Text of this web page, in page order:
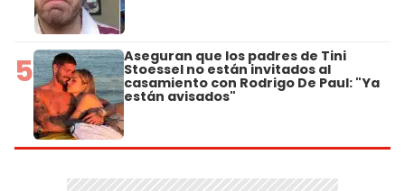
5 Aseguran que los padres de Tini
Stoessel no están invitados al
casamiento con Rodrigo De Paul: "Ya
están avisados"